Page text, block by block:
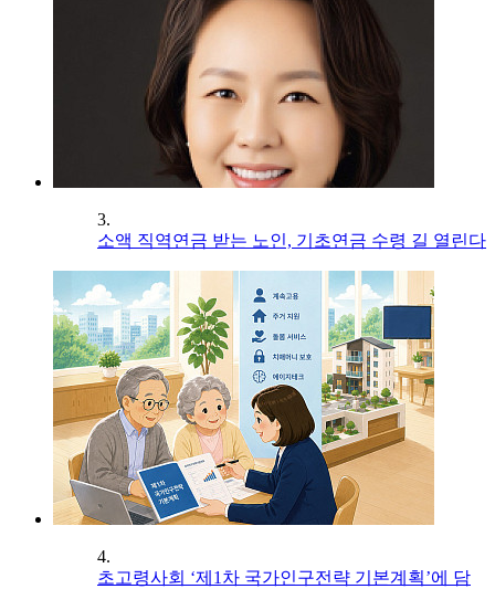
3.
소액 직역연금 받는 노인, 기초연금 수령 길 열린다
4.
초고령사회 ‘제1차 국가인구전략 기본계획’에 담